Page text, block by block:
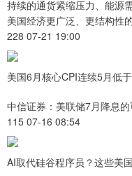
持续的通货紧缩压力、能源
美国经济更广泛、更结构性
228 07-21 19:00
美国6月核心CPI连续5月低
中信证券：美联储7月降息
115 07-16 08:54
AI取代硅谷程序员？这些美